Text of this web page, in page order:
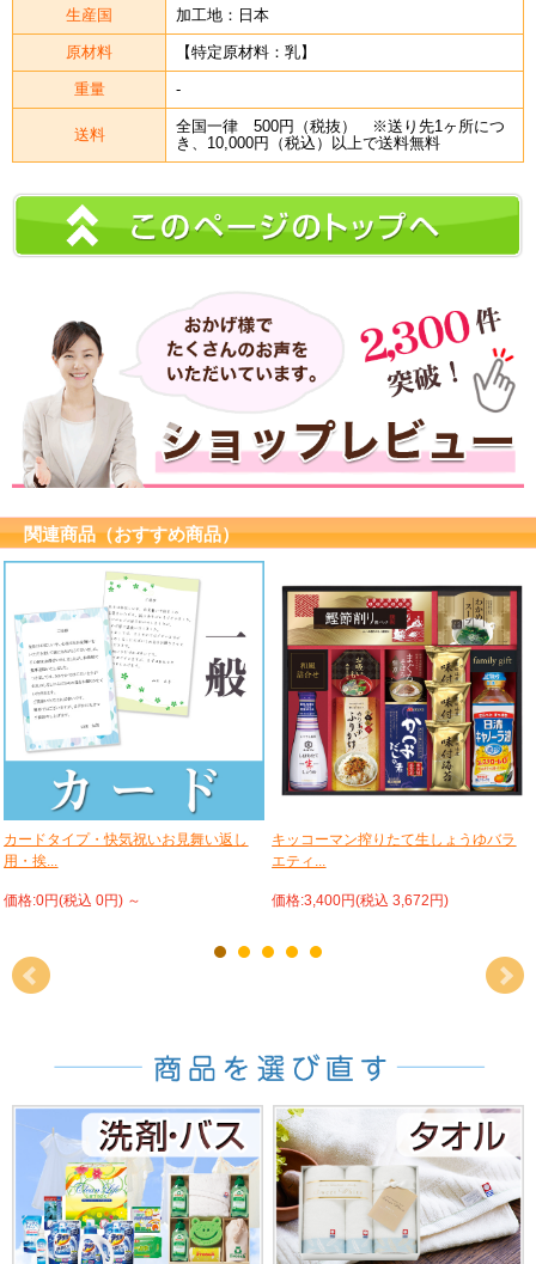
生産国 加工地：日本
原材料 【特定原材料：乳】
重量 -
送料
全国一律 500円（税抜） ※送り先1ヶ所につ
き、10,000円（税込）以上で送料無料
関連商品（おすすめ商品）
カードタイプ・快気祝いお見舞い返し
用・挨...
価格:0円(税込 0円) ～
キッコーマン搾りたて生しょうゆバラ
エティ...
価格:3,400円(税込 3,672円)